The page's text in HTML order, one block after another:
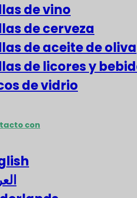
de vino
de cerveza
de aceite de oliva
de licores y
de vidrio
con